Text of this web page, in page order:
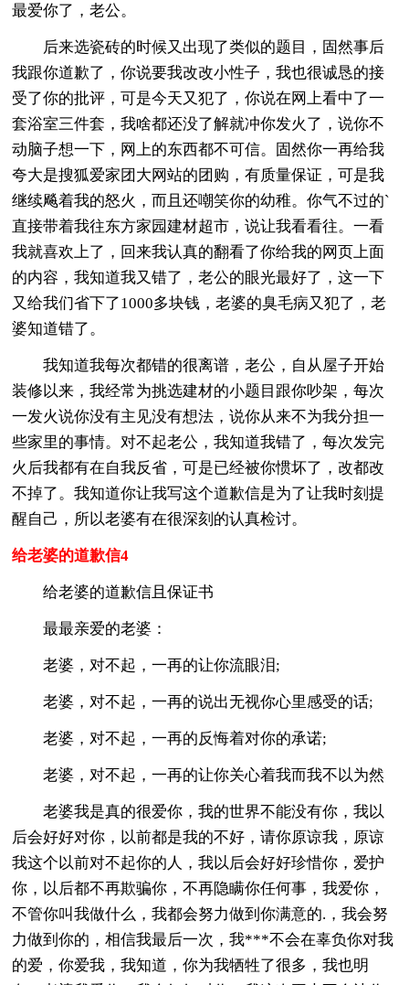
最爱你了，老公。
后来选瓷砖的时候又出现了类似的题目，固然事后
我跟你道歉了，你说要我改改小性子，我也很诚恳的接
受了你的批评，可是今天又犯了，你说在网上看中了一
套浴室三件套，我啥都还没了解就冲你发火了，说你不
动脑子想一下，网上的东西都不可信。固然你一再给我
夸大是搜狐爱家团大网站的团购，有质量保证，可是我
继续飚着我的怒火，而且还嘲笑你的幼稚。你气不过的`
直接带着我往东方家园建材超市，说让我看看往。一看
我就喜欢上了，回来我认真的翻看了你给我的网页上面
的内容，我知道我又错了，老公的眼光最好了，这一下
又给我们省下了1000多块钱，老婆的臭毛病又犯了，老
婆知道错了。
我知道我每次都错的很离谱，老公，自从屋子开始
装修以来，我经常为挑选建材的小题目跟你吵架，每次
一发火说你没有主见没有想法，说你从来不为我分担一
些家里的事情。对不起老公，我知道我错了，每次发完
火后我都有在自我反省，可是已经被你惯坏了，改都改
不掉了。我知道你让我写这个道歉信是为了让我时刻提
醒自己，所以老婆有在很深刻的认真检讨。
给老婆的道歉信4
给老婆的道歉信且保证书
最最亲爱的老婆：
老婆，对不起，一再的让你流眼泪;
老婆，对不起，一再的说出无视你心里感受的话;
老婆，对不起，一再的反悔着对你的承诺;
老婆，对不起，一再的让你关心着我而我不以为然
老婆我是真的很爱你，我的世界不能没有你，我以
后会好好对你，以前都是我的不好，请你原谅我，原谅
我这个以前对不起你的人，我以后会好好珍惜你，爱护
你，以后都不再欺骗你，不再隐瞒你任何事，我爱你，
不管你叫我做什么，我都会努力做到你满意的.，我会努
力做到你的，相信我最后一次，我***不会在辜负你对我
的爱，你爱我，我知道，你为我牺牲了很多，我也明